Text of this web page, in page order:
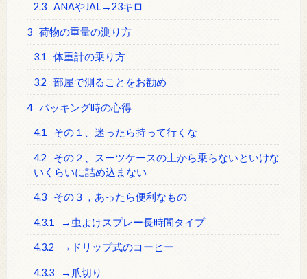
2.3 ANAやJAL→23キロ
3 荷物の重量の測り方
3.1 体重計の乗り方
3.2 部屋で測ることをお勧め
4 パッキング時の心得
4.1 その１、迷ったら持って行くな
4.2
その２、スーツケースの上から乗らないといけな
いくらいに詰め込まない
4.3 その３，あったら便利なもの
4.3.1 →虫よけスプレー長時間タイプ
4.3.2 →ドリップ式のコーヒー
4.3.3 →爪切り